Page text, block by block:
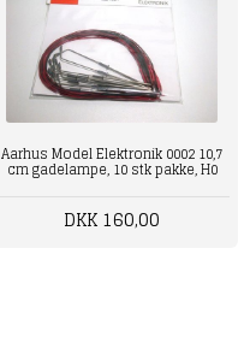
Aarhus Model Elektronik 0002 10,7
cm gadelampe, 10 stk pakke, H0
DKK 160,00